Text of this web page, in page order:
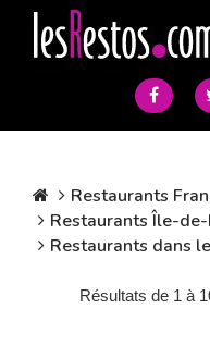
Restaurants
Restaurants Île-
Restaurants dans
Résultats de 1 à